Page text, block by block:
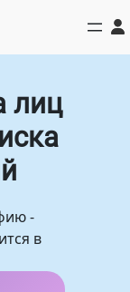
лиц
-
в